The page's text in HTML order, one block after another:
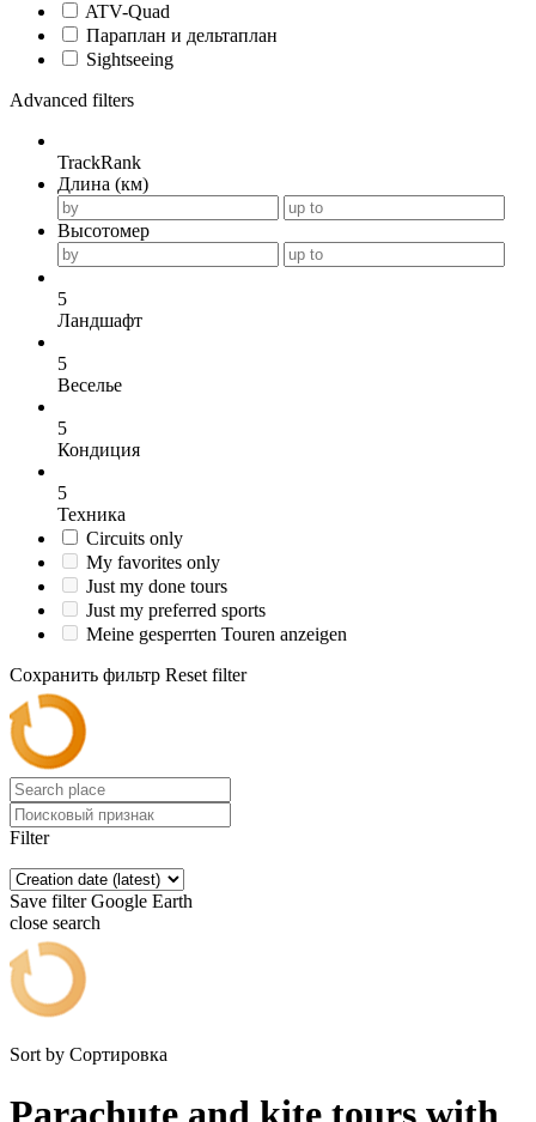
ATV-Quad
Параплан и дельтаплан
Sightseeing
Advanced filters
TrackRank
Длина (км)
Высотомер
5
Ландшафт
5
Веселье
5
Кондиция
5
Техника
Circuits only
My favorites only
Just my done tours
Just my preferred sports
Meine gesperrten Touren anzeigen
Сохранить фильтр Reset filter
Filter
Save filter Google Earth
close search
Sort by Сортировка
Parachute and kite tours with